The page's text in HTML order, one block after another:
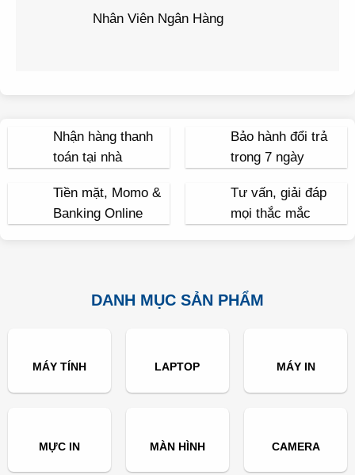
Nhân Viên Ngân Hàng
Nhận hàng thanh
toán tại nhà
Bảo hành đổi trả
trong 7 ngày
Tiền mặt, Momo &
Banking Online
Tư vấn, giải đáp
mọi thắc mắc
DANH MỤC SẢN PHẨM
MÁY TÍNH LAPTOP MÁY IN
MỰC IN MÀN HÌNH CAMERA